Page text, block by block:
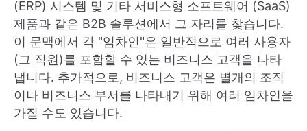
(ERP) 시스템 및 기타 서비스형 소프트웨어 (SaaS)
제품과 같은 B2B 솔루션에서 그 자리를 찾습니다.
이 문맥에서 각 "임차인"은 일반적으로 여러 사용자
(그 직원)를 포함할 수 있는 비즈니스 고객을 나타
냅니다. 추가적으로, 비즈니스 고객은 별개의 조직
이나 비즈니스 부서를 나타내기 위해 여러 임차인을
가질 수도 있습니다.